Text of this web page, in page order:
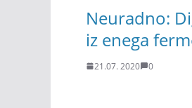
Neuradno:
iz enega
21.07. 2020 0